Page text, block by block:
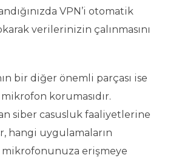
VPN’i otomatik
verilerinizin çalınmasını
bir diğer önemli parçası ise
korumasıdır.
siber casusluk faaliyetlerine
hangi uygulamaların
mikrofonunuza erişmeye